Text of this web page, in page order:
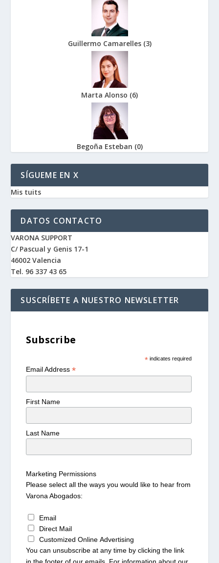
Guillermo Camarelles (3)
Marta Alonso (6)
Begoña Esteban (0)
SÍGUEME EN X
Mis tuits
DATOS CONTACTO
VARONA SUPPORT
C/ Pascual y Genis 17-1
46002 Valencia
Tel. 96 337 43 65
SUSCRÍBETE A NUESTRO NEWSLETTER
Subscribe
*indicates required
Email Address*
First Name
Last Name
Marketing Permissions
Please select all the ways you would like to hear from
Varona Abogados:
Email
Direct Mail
Customized Online Advertising
You can unsubscribe at any time by clicking the link